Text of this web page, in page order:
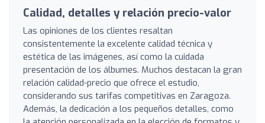
Calidad, detalles y relación precio-valor
Las opiniones de los clientes resaltan
consistentemente la excelente calidad técnica y
estética de las imágenes, así como la cuidada
presentación de los álbumes. Muchos destacan la gran
relación calidad-precio que ofrece el estudio,
considerando sus tarifas competitivas en Zaragoza.
Además, la dedicación a los pequeños detalles, como